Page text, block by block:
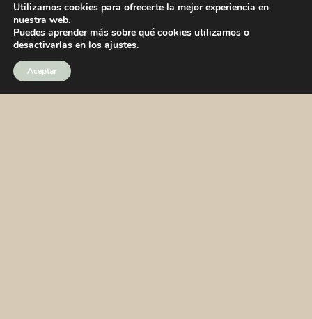
Utilizamos cookies para ofrecerte la mejor experiencia en
nuestra web.
Puedes aprender más sobre qué cookies utilizamos o
desactivarlas en los ajustes.
Aceptar